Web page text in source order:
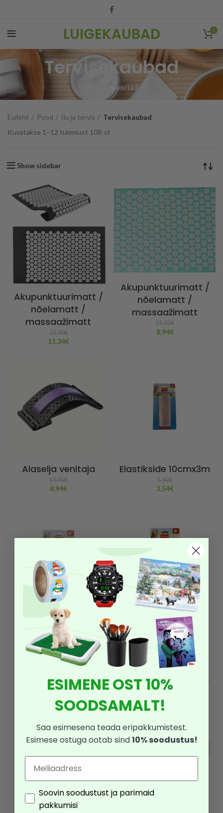
LUIGEKAUBAD 0
Tervisekaubad
Kategooriad
Esileht Pood Ilu ja tervis
Tervisekaubad
Kuvatakse 1–12 tulemust 108-st
Show sidebar
Akupunktuurimatt /
nõelamatt /
massaažimatt
18,90€
11,34€
Akupunktuurimatt /
nõelamatt /
massaažimatt
14,90€
8,94€
Alaselja venitaja
14,90€
8,94€
Elastikside 10cmx3m
5,90€
3,54€
Elastikside 5cmx5m
4,90€
2,94€
Elastikside
7,6cmx3m
5,90€
3,54€
ninaaspiraator
10,74€
ninaaspiraator
ESIMENE OST 10%
SOODSAMALT!
Saa esimesena teada eripakkumistest.
Esimese ostuga ootab sind10% soodustus!
Email
Consent
Soovin soodustust ja parimaid
pakkumisi